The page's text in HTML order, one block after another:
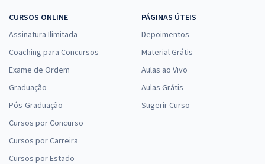
CURSOS ONLINE
Assinatura Ilimitada
Coaching para Concursos
Exame de Ordem
Graduação
Pós-Graduação
Cursos por Concurso
Cursos por Carreira
Cursos por Estado
PÁGINAS ÚTEIS
Depoimentos
Material Grátis
Aulas ao Vivo
Aulas Grátis
Sugerir Curso